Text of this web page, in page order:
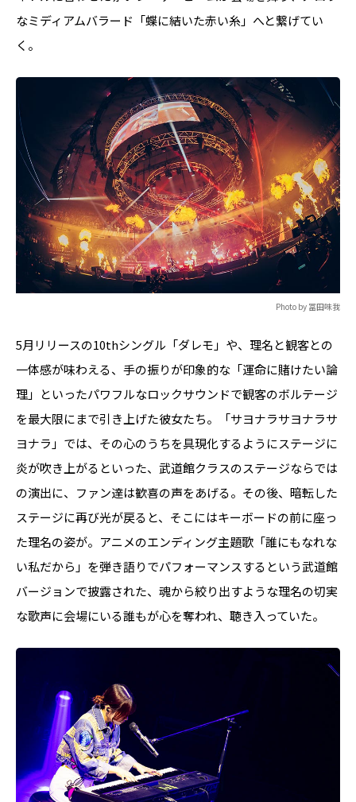
なミディアムバラード「蝶に結いた赤い糸」へと繋げてい
く。
Photo by 冨田味我
5月リリースの10thシングル「ダレモ」や、理名と観客との
一体感が味わえる、手の振りが印象的な「運命に賭けたい論
理」といったパワフルなロックサウンドで観客のボルテージ
を最大限にまで引き上げた彼女たち。「サヨナラサヨナラサ
ヨナラ」では、その心のうちを具現化するようにステージに
炎が吹き上がるといった、武道館クラスのステージならでは
の演出に、ファン達は歓喜の声をあげる。その後、暗転した
ステージに再び光が戻ると、そこにはキーボードの前に座っ
た理名の姿が。アニメのエンディング主題歌「誰にもなれな
い私だから」を弾き語りでパフォーマンスするという武道館
バージョンで披露された、魂から絞り出すような理名の切実
な歌声に会場にいる誰もが心を奪われ、聴き入っていた。